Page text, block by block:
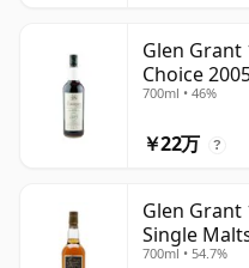
Glen Grant
Choice
700ml • 46%
￥22万 ?
Glen Grant
Single
700ml • 54.7%